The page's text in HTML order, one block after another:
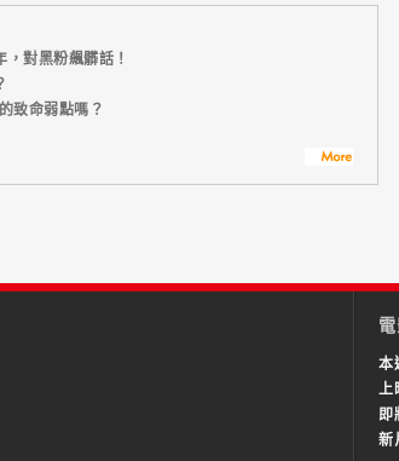
對黑粉飆髒話！
致命弱點嗎？
本
上
即
新